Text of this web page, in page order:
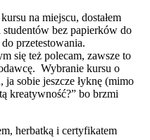
na miejscu, dostałem
bez papierków do
przetestowania.
się też polecam, zawsze to
Wybranie kursu o
ja sobie jeszcze łyknę (mimo
kreatywność?” bo brzmi
herbatką i certyfikatem